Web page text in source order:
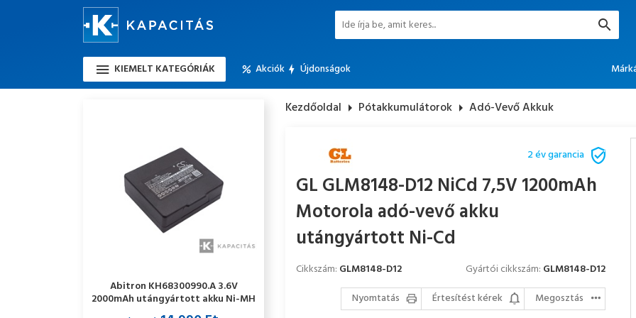
KIEMELT KATEGÓRIÁK Akciók Újdonságok
Abitron KH68300990.A 3.6V
2000mAh utángyártott akku Ni-MH
Kezdőoldal arrow_right Pótakkumulátorok arrow_right Adó-Vevő Akkuk
2 év garancia
GL GLM8148-D12 NiCd 7,5V 1200mAh
Motorola adó-vevő akku
utángyártott Ni-Cd
Cikkszám: GLM8148-D12 Gyártói cikkszám: GLM8148-D12
Nyomtatás
Értesítést kérek
Megosztás